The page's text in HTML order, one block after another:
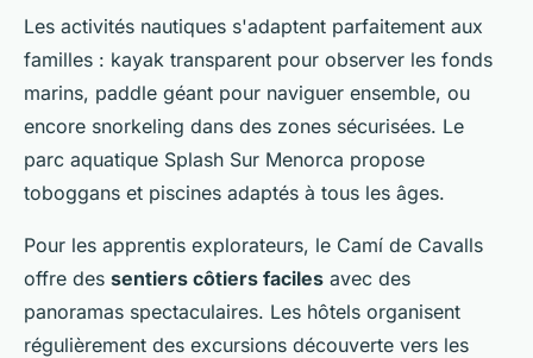
Les activités nautiques s'adaptent parfaitement aux
familles : kayak transparent pour observer les fonds
marins, paddle géant pour naviguer ensemble, ou
encore snorkeling dans des zones sécurisées. Le
parc aquatique Splash Sur Menorca propose
toboggans et piscines adaptés à tous les âges.
Pour les apprentis explorateurs, le Camí de Cavalls
offre des sentiers côtiers faciles avec des
panoramas spectaculaires. Les hôtels organisent
régulièrement des excursions découverte vers les